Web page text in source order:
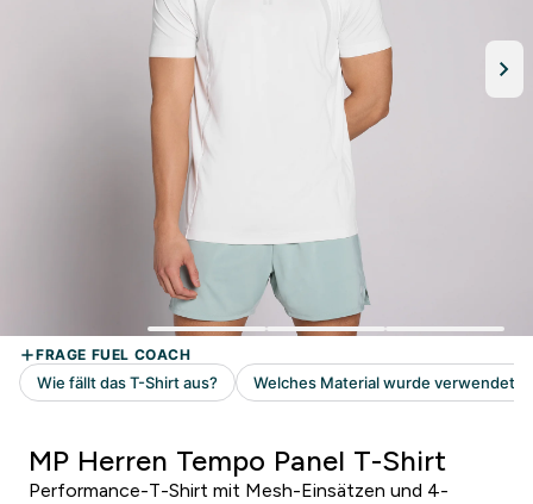
MP Herren Tempo Panel T-Shirt
Performance-T-Shirt mit Mesh-Einsätzen und 4-